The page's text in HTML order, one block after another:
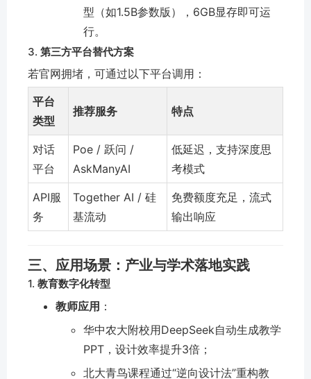
型（如1.5B参数版），6GB显存即可运
行。
3. 第三方平台替代方案
若官网拥堵，可通过以下平台调用：
平台
类型
推荐服务 特点
对话
平台
Poe / 跃问 /
AskManyAI
低延迟，支持深度思
考模式
API服
务
Together AI / 硅
基流动
免费额度充足，流式
输出响应
三、 应用场景：产业与学术落地实践
1. 教育数字化转型
教师应用 ：
华中农大附校用DeepSeek自动生成教学
PPT，设计效率提升3倍；
北大青鸟课程通过“逆向设计法”重构教